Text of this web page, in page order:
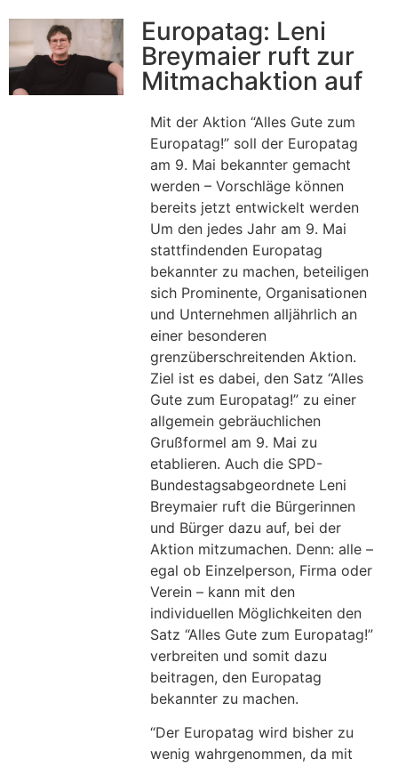
Europatag: Leni
Breymaier ruft zur
Mitmachaktion auf
Mit der Aktion “Alles Gute zum
Europatag!” soll der Europatag
am 9. Mai bekannter gemacht
werden – Vorschläge können
bereits jetzt entwickelt werden
Um den jedes Jahr am 9. Mai
stattfindenden Europatag
bekannter zu machen, beteiligen
sich Prominente, Organisationen
und Unternehmen alljährlich an
einer besonderen
grenzüberschreitenden Aktion.
Ziel ist es dabei, den Satz “Alles
Gute zum Europatag!” zu einer
allgemein gebräuchlichen
Grußformel am 9. Mai zu
etablieren. Auch die SPD-
Bundestagsabgeordnete Leni
Breymaier ruft die Bürgerinnen
und Bürger dazu auf, bei der
Aktion mitzumachen. Denn: alle –
egal ob Einzelperson, Firma oder
Verein – kann mit den
individuellen Möglichkeiten den
Satz “Alles Gute zum Europatag!”
verbreiten und somit dazu
beitragen, den Europatag
bekannter zu machen.
“Der Europatag wird bisher zu
wenig wahrgenommen, da mit